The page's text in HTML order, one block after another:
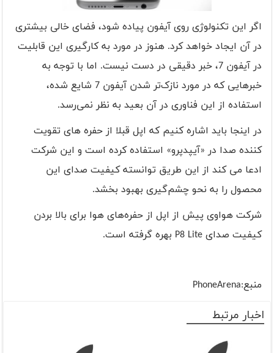
اگر این تکنولوژی روی آیفون پیاده شود، فضای خالی بیشتری
در آن ایجاد خواهد کرد. هنوز در مورد به کارگیری این قابلیت
در آیفون 7، خبر دقیقی در دست نیست. اما با توجه به
خبرهایی که در مورد نازک
تر شدن آیفون 7 شایع شده،
استفاده از این فناوری در آن بعید به نظر نمی‌رسد.
در اینجا باید اشاره کنیم که اپل قبلا از حفره های تقویت
کننده صدا در «آیپدپرو» استفاده کرده است و این شرکت
ادعا می کند از این طریق توانسته کیفیت صدای این
محصول را به نحو چشم‌گیری بهبود بخشد.
شرکت هواوی پیش از اپل از حفره‌های هوا برای بالا بردن
کیفیت صدای P8 Lite بهره گرفته است.
منبع:PhoneArena
اخبار مرتبط